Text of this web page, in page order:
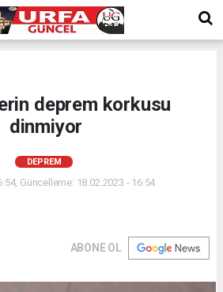
deprem korkusu
dinmiyor
DEPREM
Güncelleme: 18.02.2023 - 16:54
ABONE OL